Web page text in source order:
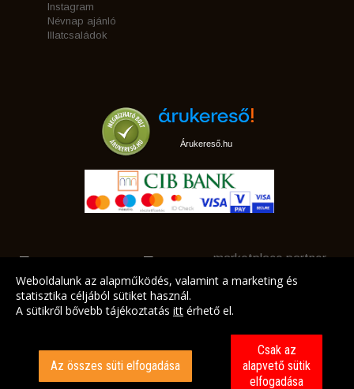
Instagram
Névnap ajánló
Illatcsaládok
Árukereső.hu
marketplace partner
Weboldalunk az alapműködés, valamint a marketing és
statisztika céljából sütiket használ.
A sütikről bővebb tájékoztatás itt érhető el.
Az összes süti elfogadása
Csak az
alapvető sütik
elfogadása